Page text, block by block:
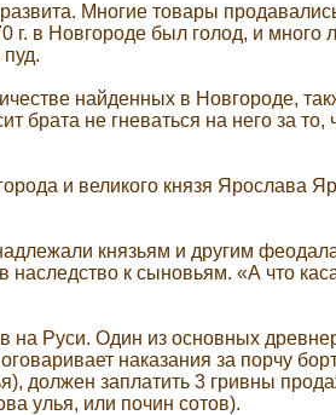
Многие товары
г. в Новгороде был голод, и
найденных в Новгороде,
брата не гневаться на него за
и великого князя Ярослава
князьям и другим
наследство к сыновьям. «А что
Руси. Один из основных
наказания за порчу
должен заплатить 3 гривны
улья, или почин сотов).